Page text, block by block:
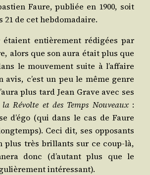
Faure, publiée en 1900, soit
21 de cet hebdomadaire.
étaient entiè­re­ment rédi­gées par
alors que son aura était plus que
le mou­ve­ment suite à l’af­faire
avis, c’est un peu le même genre
plus tard Jean Grave avec ses
Révolte et des Temps Nou­veaux:
d’é­go (qui dans le cas de Faure
Ceci dit, ses oppo­sants
plus très brillants sur ce coup-là,
donc (d’au­tant plus que le
intéressant).